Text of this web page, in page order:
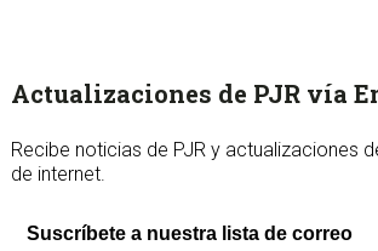
sidebar
Page
Sidebar
Actualizaciones de PJR vía
Recibe noticias de PJR y actualizaciones
de internet.
Suscríbete a nuestra lista de correo